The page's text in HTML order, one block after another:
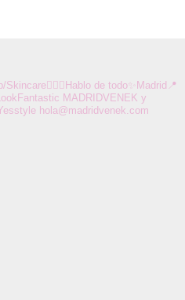
de todo✨Madrid📍
MADRIDVENEK y
hola@madridvenek.com